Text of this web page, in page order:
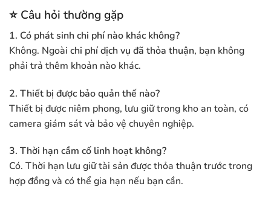
⭐ Câu hỏi thường gặp
1. Có phát sinh chi phí nào khác không?
Không. Ngoài chi phí dịch vụ đã thỏa thuận, bạn không
phải trả thêm khoản nào khác.
2. Thiết bị được bảo quản thế nào?
Thiết bị được niêm phong, lưu giữ trong kho an toàn, có
camera giám sát và bảo vệ chuyên nghiệp.
3. Thời hạn cầm cố linh hoạt không?
Có. Thời hạn lưu giữ tài sản được thỏa thuận trước trong
hợp đồng và có thể gia hạn nếu bạn cần.